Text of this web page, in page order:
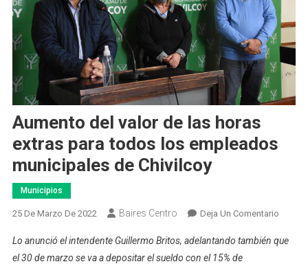
Aumento del valor de las horas
extras para todos los empleados
municipales de Chivilcoy
Municipios
25 De Marzo De 2022 Baires Centro Deja Un ComentarioEn
Del
Lo anunció el intendente Guillermo Britos, adelantando también que
el 30 de marzo se va a depositar el sueldo con el 15% de